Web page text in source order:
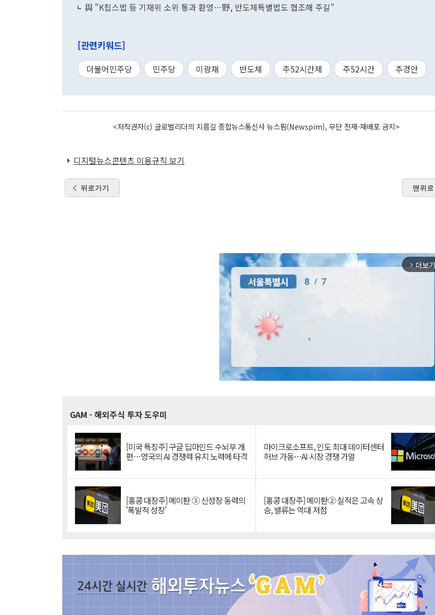
與 "K칩스법 등 기재위 소위 통과 환영…野, 반도체특별법도 협조해 주길"
[관련키워드]
더불어민주당 민주당 이광재 반도체 주52시간제 주52시간 추경안
<저작권자(c) 글로벌리더의 지름길 종합뉴스통신사 뉴스핌(Newspim), 무단 전재-재배포 금지>
디지털뉴스콘텐츠 이용규칙 보기
뒤로가기 맨위로
arrow_forward_ios 더보기
GAM - 해외주식 투자 도우미
[미국 특징주] 구글 딥마인드 수뇌부 개
편…영국의 AI 경쟁력 유지 노력에 타격
마이크로소프트, 인도 최대 데이터센터
허브 가동…AI 시장 경쟁 가열
[홍콩 대장주] 메이퇀 ③ 신성장 동력의
'폭발적 성장'
[홍콩 대장주] 메이퇀② 실적은 고속 상
승, 밸류는 역대 저점